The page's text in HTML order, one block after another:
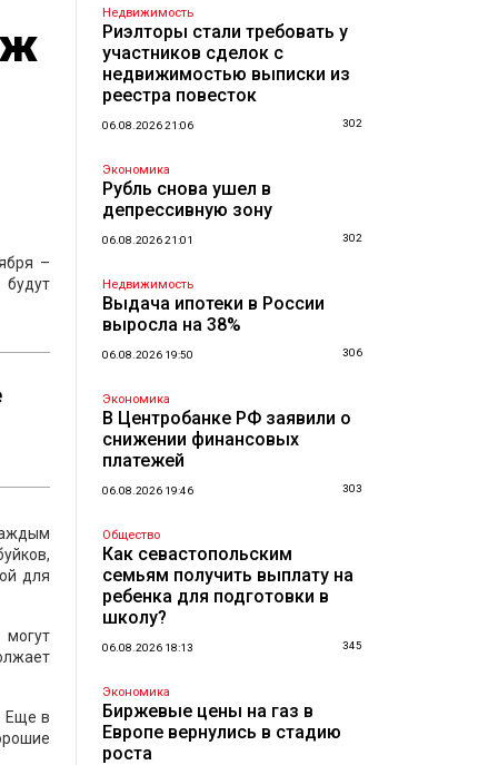
–
для
Еще в
Недвижимость
Риэлторы стали требовать у
участников сделок с
недвижимостью выписки из
реестра повесток
06.08.2026 21:06 302
Экономика
Рубль снова ушел в
депрессивную зону
06.08.2026 21:01 302
Недвижимость
Выдача ипотеки в России
выросла на 38%
06.08.2026 19:50 306
Экономика
В Центробанке РФ заявили о
снижении финансовых
платежей
06.08.2026 19:46 303
Общество
Как севастопольским
семьям получить выплату на
ребенка для подготовки в
школу?
06.08.2026 18:13 345
Экономика
Биржевые цены на газ в
Европе вернулись в стадию
роста